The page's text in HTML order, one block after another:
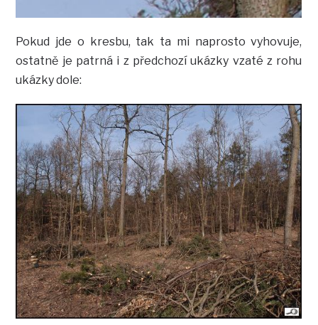
Pokud jde o kresbu, tak ta mi naprosto vyhovuje,
ostatně je patrná i z předchozí ukázky vzaté z rohu
ukázky dole: